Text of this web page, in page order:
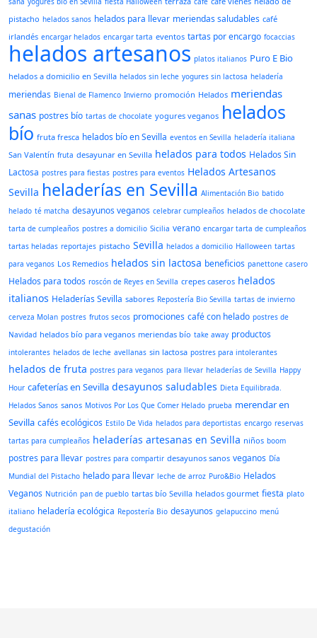
pistacho helados sanos helados para llevar meriendas saludables café
irlandés encargar helados encargar tarta eventos tartas por encargo focaccias
helados artesanos platos italianos Puro E Bio
helados a domicilio en Sevilla helados sin leche yogures sin lactosa heladería
meriendas Bienal de Flamenco Invierno promoción Helados meriendas
sanas postres bío tartas de chocolate yogures veganos helados
bío fruta fresca helados bío en Sevilla eventos en Sevilla heladería italiana
San Valentín fruta desayunar en Sevilla helados para todos Helados Sin
Lactosa postres para fiestas postres para eventos Helados Artesanos
Sevilla heladerías en Sevilla Alimentación Bio batido
helado té matcha desayunos veganos celebrar cumpleaños helados de chocolate
tarta de cumpleaños postres a domicilio Sicilia verano encargar tarta de cumpleaños
tartas heladas reportajes pistacho Sevilla helados a domicilio Halloween tartas
para veganos Los Remedios helados sin lactosa beneficios panettone casero
Helados para todos roscón de Reyes en Sevilla crepes caseros helados
italianos Heladerías Sevilla sabores Repostería Bio Sevilla tartas de invierno
cerveza Molan postres frutos secos promociones café con helado postres de
Navidad helados bío para veganos meriendas bío take away productos
intolerantes helados de leche avellanas sin lactosa postres para intolerantes
helados de fruta postres para veganos para llevar heladerías de Sevilla Happy
Hour cafeterías en Sevilla desayunos saludables Dieta Equilibrada.
Helados Sanos sanos Motivos Por Los Que Comer Helado prueba merendar en
Sevilla cafés ecológicos Estilo De Vida helados para deportistas encargo reservas
tartas para cumpleaños heladerías artesanas en Sevilla niños boom
postres para llevar postres para compartir desayunos sanos veganos Día
Mundial del Pistacho helado para llevar leche de arroz Puro&Bio Helados
Veganos Nutrición pan de pueblo tartas bío Sevilla helados gourmet fiesta plato
italiano heladería ecológica Repostería Bio desayunos gelapuccino menú
degustación